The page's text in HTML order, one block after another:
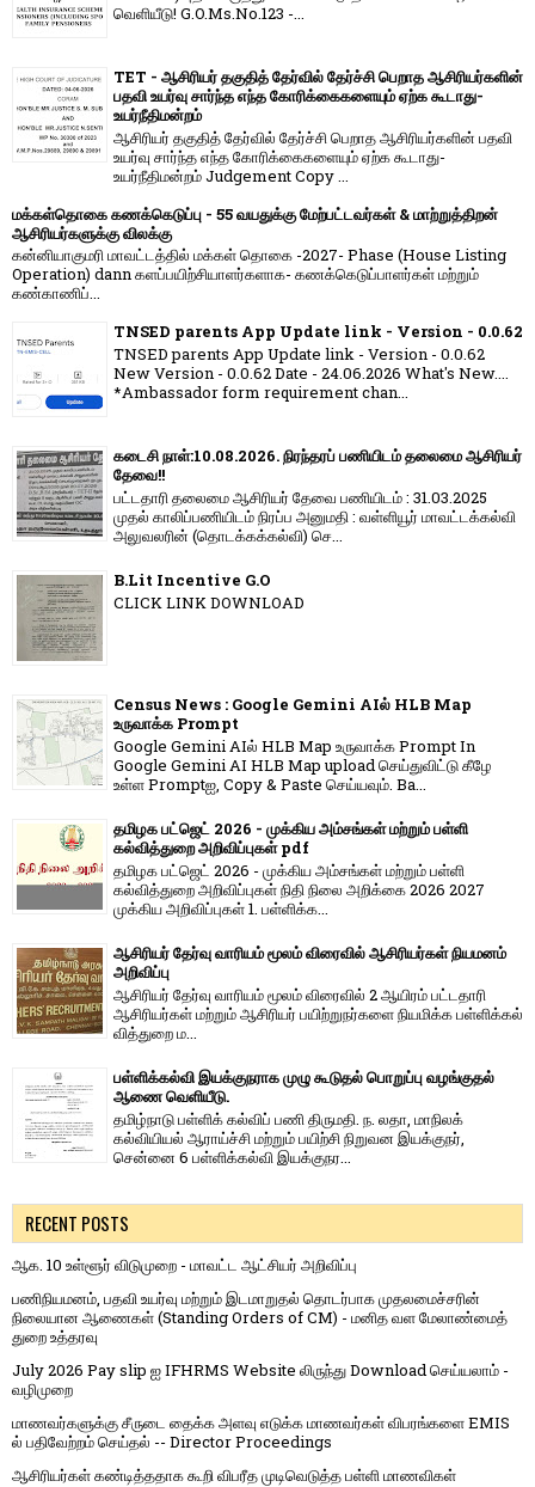
வெளியீடு! G.O.Ms.No.123 -...
TET - ஆசிரியர் தகுதித் தேர்வில் தேர்ச்சி பெறாத ஆசிரியர்களின்
பதவி உயர்வு சார்ந்த எந்த கோரிக்கைகளையும் ஏற்க கூடாது-
உயர்நீதிமன்றம்
ஆசிரியர் தகுதித் தேர்வில் தேர்ச்சி பெறாத ஆசிரியர்களின் பதவி
உயர்வு சார்ந்த எந்த கோரிக்கைகளையும் ஏற்க கூடாது-
உயர்நீதிமன்றம் Judgement Copy ...
மக்கள்தொகை கணக்கெடுப்பு - 55 வயதுக்கு மேற்பட்டவர்கள் & மாற்றுத்திறன்
ஆசிரியர்களுக்கு விலக்கு
கன்னியாகுமரி மாவட்டத்தில் மக்கள் தொகை -2027- Phase (House Listing
Operation) dann களப்பயிற்சியாளர்களாக- கணக்கெடுப்பாளர்கள் மற்றும்
கண்காணிப்...
TNSED parents App Update link - Version - 0.0.62
TNSED parents App Update link - Version - 0.0.62
New Version - 0.0.62 Date - 24.06.2026 What's New....
*Ambassador form requirement chan...
கடைசி நாள்:10.08.2026. நிரந்தரப் பணியிடம் தலைமை ஆசிரியர்
தேவை!!
பட்டதாரி தலைமை ஆசிரியர் தேவை பணியிடம் : 31.03.2025
முதல் காலிப்பணியிடம் நிரப்ப அனுமதி : வள்ளியூர் மாவட்டக்கல்வி
அலுவலரின் (தொடக்கக்கல்வி) செ...
B.Lit Incentive G.O
CLICK LINK DOWNLOAD
Census News : Google Gemini AIல் HLB Map
உருவாக்க Prompt
Google Gemini AIல் HLB Map உருவாக்க Prompt In
Google Gemini AI HLB Map upload செய்துவிட்டு கீழே
உள்ள Promptஐ, Copy & Paste செய்யவும். Ba...
தமிழக பட்ஜெட் 2026 - முக்கிய அம்சங்கள் மற்றும் பள்ளி
கல்வித்துறை அறிவிப்புகள் pdf
தமிழக பட்ஜெட் 2026 - முக்கிய அம்சங்கள் மற்றும் பள்ளி
கல்வித்துறை அறிவிப்புகள் நிதி நிலை அறிக்கை 2026 2027
முக்கிய அறிவிப்புகள் 1. பள்ளிக்க...
ஆசிரியர் தேர்வு வாரியம் மூலம் விரைவில் ஆசிரியர்கள் நியமனம்
அறிவிப்பு
ஆசிரியர் தேர்வு வாரி​யம் மூலம் விரை​வில் 2 ஆயிரம் பட்​ட​தாரி
ஆசிரியர்​கள் மற்​றும் ஆசிரியர் பயிற்றுநர்​களை நியமிக்க பள்​ளிக்​கல்​
வித்​துறை ம...
பள்ளிக்கல்வி இயக்குநராக முழு கூடுதல் பொறுப்பு வழங்குதல்
ஆணை வெளியீடு.
தமிழ்நாடு பள்ளிக் கல்விப் பணி திருமதி. ந. லதா, மாநிலக்
கல்வியியல் ஆராய்ச்சி மற்றும் பயிற்சி நிறுவன இயக்குநர்,
சென்னை 6 பள்ளிக்கல்வி இயக்குநர...
RECENT POSTS
ஆக. 10 உள்ளூர் விடுமுறை - மாவட்ட ஆட்சியர் அறிவிப்பு
பணிநியமனம், பதவி உயர்வு மற்றும் இடமாறுதல் தொடர்பாக முதலமைச்சரின்
நிலையான ஆணைகள் (Standing Orders of CM) - மனித வள மேலாண்மைத்
துறை உத்தரவு
July 2026 Pay slip ஐ IFHRMS Website லிருந்து Download செய்யலாம் -
வழிமுறை
மாணவர்களுக்கு சீருடை தைக்க அளவு எடுக்க மாணவர்கள் விபரங்களை EMIS
ல் பதிவேற்றம் செய்தல் -- Director Proceedings
ஆசிரியர்கள் கண்டித்ததாக கூறி விபரீத முடிவெடுத்த பள்ளி மாணவிகள்